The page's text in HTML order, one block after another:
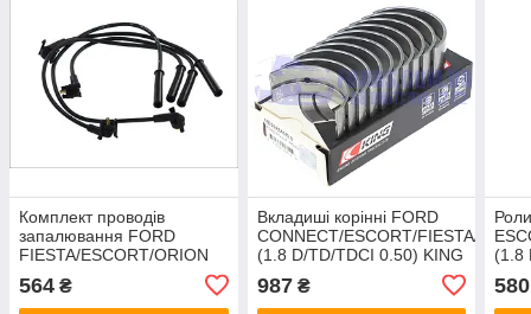
Комплект проводів
запалювання FORD
FIESTA/ESCORT/ORION
1989-2000 (1.4/1.6 CVH)
DP GROUP
564 ₴
Вкладиші корінні FORD
CONNECT/ESCORT/FIESTA/
(1.8 D/TD/TDCI 0.50) KING
987₴
(1.8
DP
580